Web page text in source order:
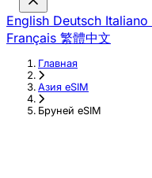
English Deutsch Italiano
Français 繁體中文
Главная
›
Азия eSIM
›
Бруней eSIM